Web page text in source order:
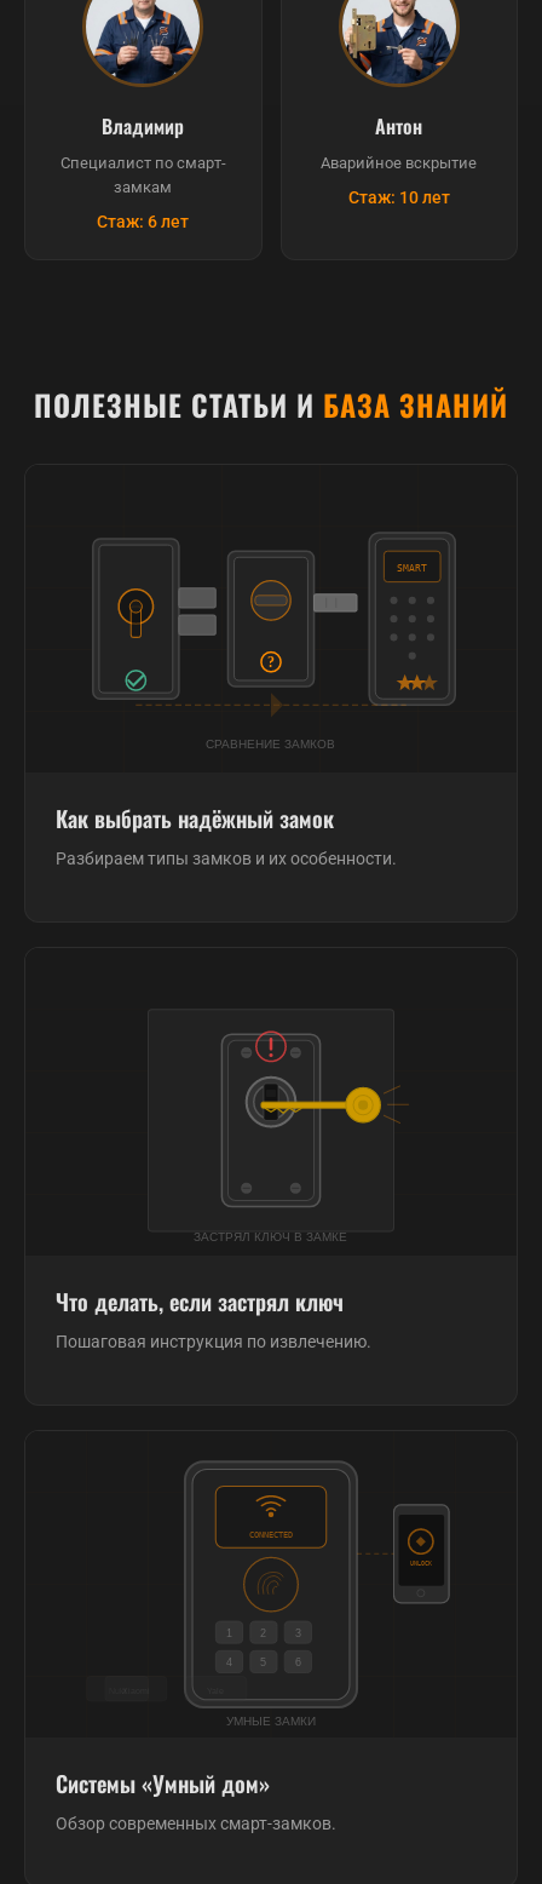
Владимир
Специалист по смарт-
замкам
Стаж: 6 лет
Антон
Аварийное вскрытие
Стаж: 10 лет
ПОЛЕЗНЫЕ СТАТЬИ И БАЗА ЗНАНИЙ
Как выбрать надёжный замок
Разбираем типы замков и их особенности.
Что делать, если застрял ключ
Пошаговая инструкция по извлечению.
Системы «Умный дом»
Обзор современных смарт-замков.